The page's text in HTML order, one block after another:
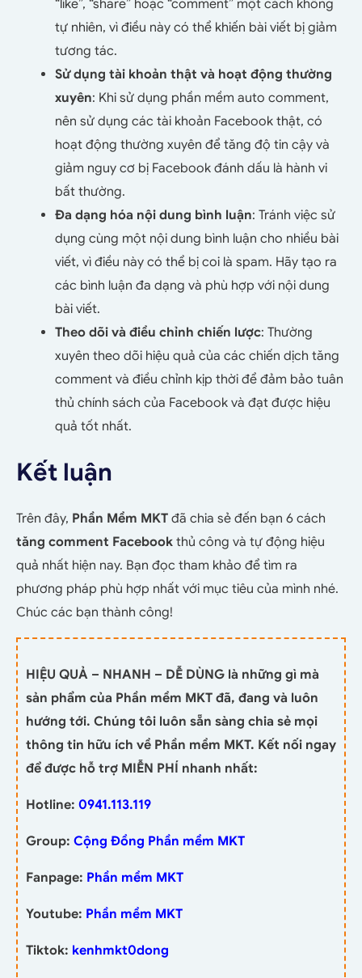
“like”, “share” hoặc “comment” một cách không
tự nhiên, vì điều này có thể khiến bài viết bị giảm
tương tác.
Sử dụng tài khoản thật và hoạt động thường
xuyên: Khi sử dụng phần mềm auto comment,
nên sử dụng các tài khoản Facebook thật, có
hoạt động thường xuyên để tăng độ tin cậy và
giảm nguy cơ bị Facebook đánh dấu là hành vi
bất thường.
Đa dạng hóa nội dung bình luận: Tránh việc sử
dụng cùng một nội dung bình luận cho nhiều bài
viết, vì điều này có thể bị coi là spam. Hãy tạo ra
các bình luận đa dạng và phù hợp với nội dung
bài viết.
Theo dõi và điều chỉnh chiến lược: Thường
xuyên theo dõi hiệu quả của các chiến dịch tăng
comment và điều chỉnh kịp thời để đảm bảo tuân
thủ chính sách của Facebook và đạt được hiệu
quả tốt nhất.
Kết luận
Trên đây, Phần Mềm MKT đã chia sẻ đến bạn 6 cách
tăng comment Facebook thủ công và tự động hiệu
quả nhất hiện nay. Bạn đọc tham khảo để tìm ra
phương pháp phù hợp nhất với mục tiêu của mình nhé.
Chúc các bạn thành công!
HIỆU QUẢ – NHANH – DỄ DÙNG là những gì mà
sản phẩm của Phần mềm MKT đã, đang và luôn
hướng tới. Chúng tôi luôn sẵn sàng chia sẻ mọi
thông tin hữu ích về Phần mềm MKT. Kết nối ngay
để được hỗ trợ MIỄN PHÍ nhanh nhất:
Hotline: 0941.113.119
Group: Cộng Đồng Phần mềm MKT
Fanpage: Phần mềm MKT
Youtube: Phần mềm MKT
Tiktok: kenhmkt0dong